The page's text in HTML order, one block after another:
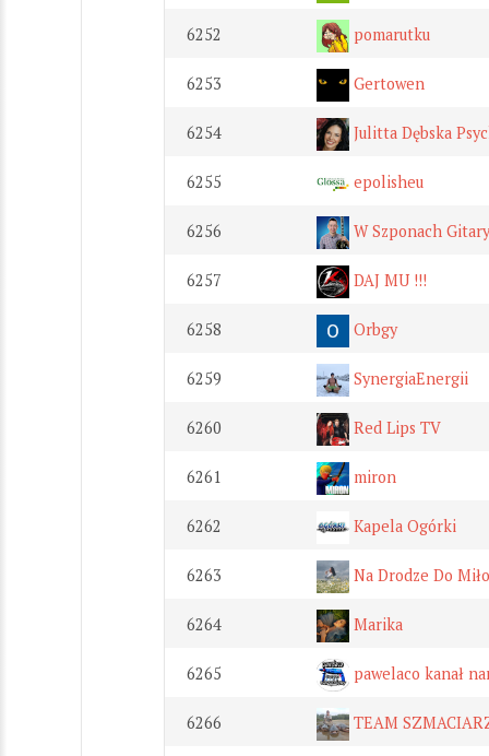
6252 pomarutku
6253 Gertowen
6254 Julitta Dębska
6255 epolisheu
6256 W Szponach Gitary
6257 DAJ MU !!!
6258 Orbgy
6259 SynergiaEnergii
6260 Red Lips TV
6261 miron
6262 Kapela Ogórki
6263 Na Drodze Do
6264 Marika
6265 pawelaco kanał
6266 TEAM